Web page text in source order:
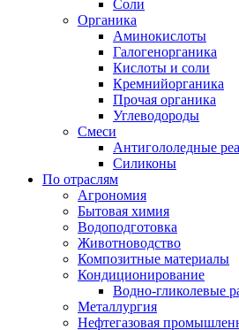
Соли
Органика
Аминокислоты
Галогенорганика
Кислоты и соли
Кремнийорганика
Прочая органика
Углеводороды
Смеси
Антигололедные
Силиконы
По отраслям
Агрономия
Бытовая химия
Водоподготовка
Животноводство
Композитные материалы
Кондиционирование
Водно-гликолевые
Металлургия
Нефтегазовая